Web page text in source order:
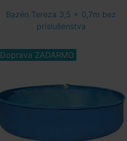
Bazén Tereza 3,5 x 0,7m bez
príslušenstva
Doprava ZADARMO